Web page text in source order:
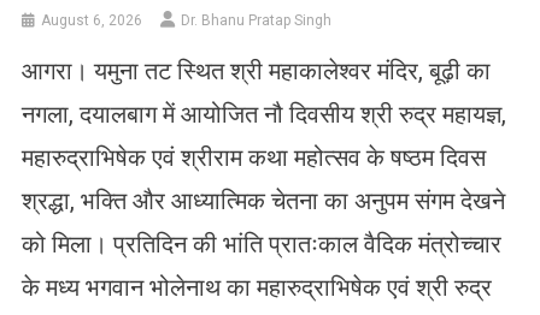
August 6, 2026 Dr. Bhanu Pratap Singh
आगरा। यमुना तट स्थित श्री महाकालेश्वर मंदिर, बूढ़ी का
नगला, दयालबाग में आयोजित नौ दिवसीय श्री रुद्र महायज्ञ,
महारुद्राभिषेक एवं श्रीराम कथा महोत्सव के षष्ठम दिवस
श्रद्धा, भक्ति और आध्यात्मिक चेतना का अनुपम संगम देखने
को मिला। प्रतिदिन की भांति प्रातःकाल वैदिक मंत्रोच्चार
के मध्य भगवान भोलेनाथ का महारुद्राभिषेक एवं श्री रुद्र